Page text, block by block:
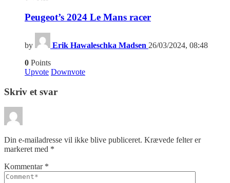
Peugeot’s 2024 Le Mans racer
by Erik Hawaleschka Madsen 26/03/2024, 08:48
0 Points
Upvote Downvote
Skriv et svar
Din e-mailadresse vil ikke blive publiceret. Krævede felter er
markeret med *
Kommentar *